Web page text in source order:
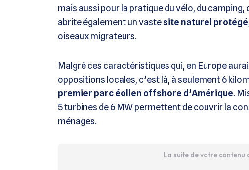
mais aussi pour la pratique du vélo, du camping,
abrite également un vastesite naturel protégé
oiseaux migrateurs.
Malgré ces caractéristiques qui, en Europe
oppositions locales, c’est là, à seulement 6
premier parc éolien offshore d’Amérique.
5 turbines de 6 MW permettent de couvrir la
ménages.
La suite de votre contenu